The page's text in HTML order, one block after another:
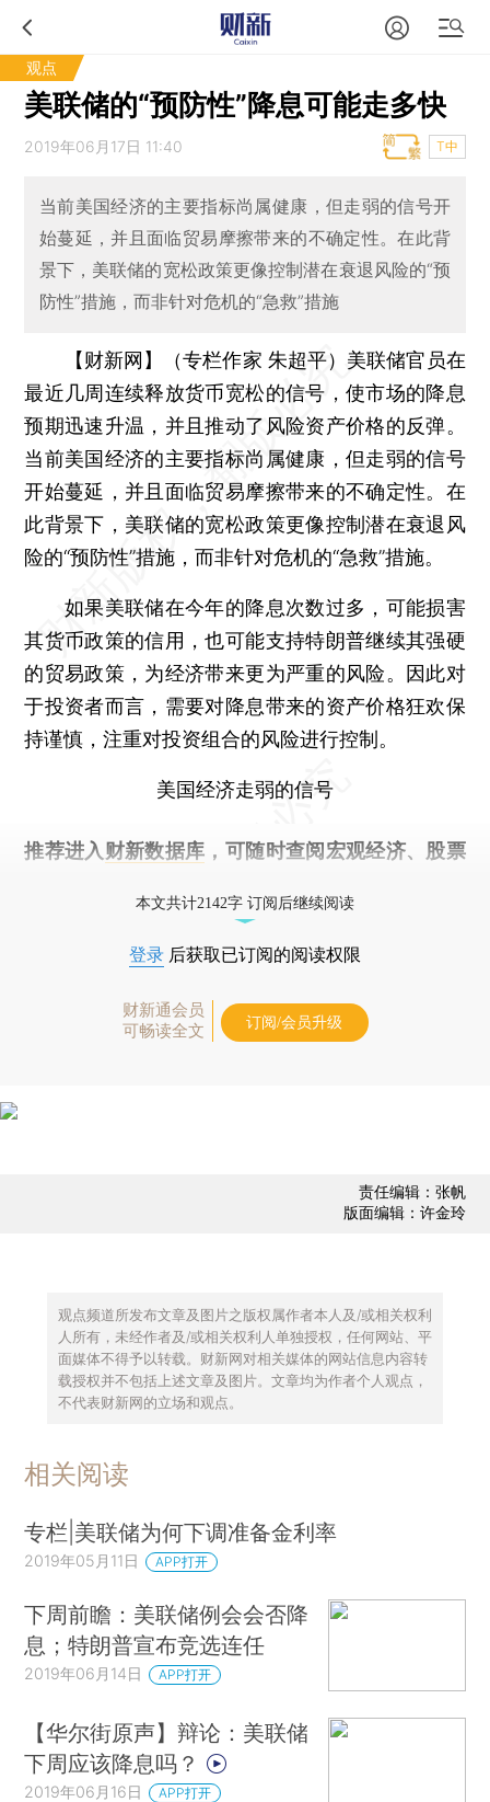
观点
美联储的“预防性”降息可能走多快
2019年06月17日 11:40 T中
当前美国经济的主要指标尚属健康，但走弱的信号开
始蔓延，并且面临贸易摩擦带来的不确定性。在此背
景下，美联储的宽松政策更像控制潜在衰退风险的“预
防性”措施，而非针对危机的“急救”措施
【财新网】（专栏作家 朱超平） 美联储官员在
最近几周连续释放货币宽松的信号，使市场的降息
预期迅速升温，并且推动了风险资产价格的反弹。
当前美国经济的主要指标尚属健康，但走弱的信号
开始蔓延，并且面临贸易摩擦带来的不确定性。在
此背景下，美联储的宽松政策更像控制潜在衰退风
险的“预防性”措施，而非针对危机的“急救”措施。
如果美联储在今年的降息次数过多，可能损害
其货币政策的信用，也可能支持特朗普继续其强硬
的贸易政策，为经济带来更为严重的风险。因此对
于投资者而言，需要对降息带来的资产价格狂欢保
持谨慎，注重对投资组合的风险进行控制。
美国经济走弱的信号
推荐进入 财新数据库 ，可随时查阅宏观经济、股票
本文共计2142字 订阅后继续阅读
登录 后获取已订阅的阅读权限
财新通会员
可畅读全文
订阅/会员升级
责任编辑：张帆
版面编辑：许金玲
观点频道所发布文章及图片之版权属作者本人及/或相关权利
人所有，未经作者及/或相关权利人单独授权，任何网站、平
面媒体不得予以转载。财新网对相关媒体的网站信息内容转
载授权并不包括上述文章及图片。文章均为作者个人观点，
不代表财新网的立场和观点。
相关阅读
专栏|美联储为何下调准备金利率
2019年05月11日 APP打开
下周前瞻：美联储例会会否降
息；特朗普宣布竞选连任
2019年06月14日 APP打开
【华尔街原声】辩论：美联储
下周应该降息吗？
2019年06月16日 APP打开